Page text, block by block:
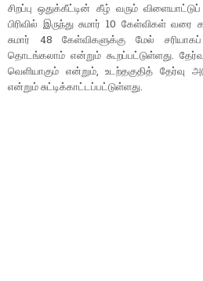
சிறப்பு ஒதுக்கீட்டின் கீழ் வரும்
பிரிவில் இருந்து சுமார் 10 கேள்விகள் வரை
சுமார் 48 கேள்விகளுக்கு மேல்
தொடங்கலாம் என்றும் கூறப்பட்டுள்ளது. தேர்வு
வெளியாகும் என்றும், உடற்தகுதித் தேர்வு
என்றும் சுட்டிக்காட்டப்பட்டுள்ளது.